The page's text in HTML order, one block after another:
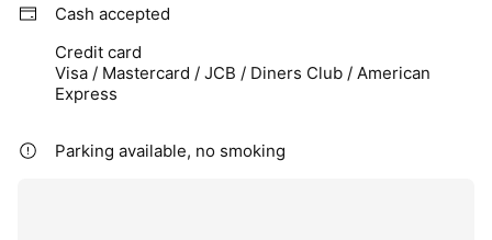
Cash accepted
Credit card
Visa / Mastercard / JCB / Diners Club / American
Express
Parking available, no smoking